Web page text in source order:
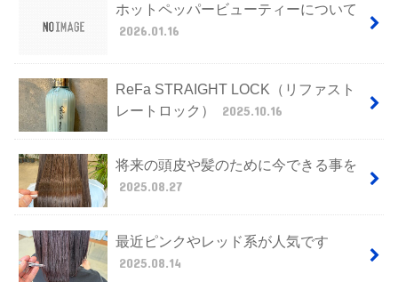
ホットペッパービューティーについて
2026.01.16
ReFa STRAIGHT LOCK（リファスト
レートロック）
2025.10.16
将来の頭皮や髪のために今できる事を
2025.08.27
最近ピンクやレッド系が人気です
2025.08.14